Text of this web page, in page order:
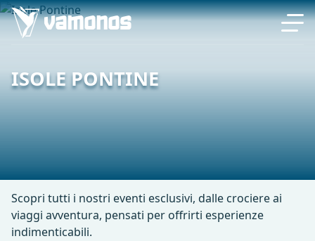
ISOLE PONTINE
Scopri tutti i nostri eventi esclusivi, dalle crociere ai
viaggi avventura, pensati per offrirti esperienze
indimenticabili.